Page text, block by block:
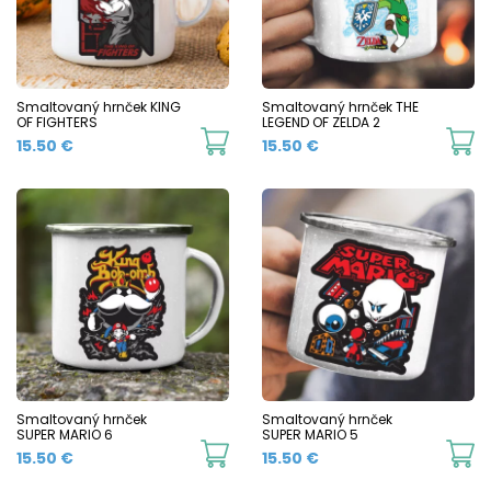
options
may
be
chosen
on
product
page
Smaltovaný hrnček KING
OF FIGHTERS
15.50 €
This
has
multiple
variants.
options
may
be
chosen
on
Smaltovaný hrnček THE
LEGEND OF ZELDA 2
15.50 €
Smaltovaný hrnček
SUPER MARIO 6
15.50 €
This
Smaltovaný hrnček
SUPER MARIO 5
15.50 €